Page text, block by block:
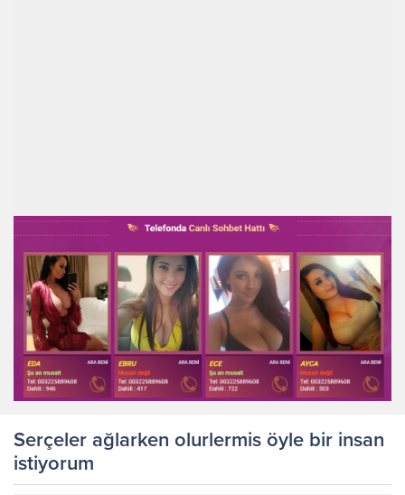
Serçeler ağlarken olurlermis öyle bir insan
istiyorum